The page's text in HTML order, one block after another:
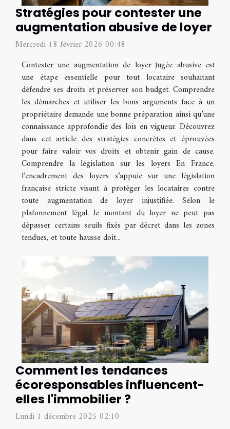
Stratégies pour contester une
augmentation abusive de loyer
Mercredi 18 février 2026 00:48
Contester une augmentation de loyer jugée abusive est
une étape essentielle pour tout locataire souhaitant
défendre ses droits et préserver son budget. Comprendre
les démarches et utiliser les bons arguments face à un
propriétaire demande une bonne préparation ainsi qu’une
connaissance approfondie des lois en vigueur. Découvrez
dans cet article des stratégies concrètes et éprouvées
pour faire valoir vos droits et obtenir gain de cause.
Comprendre la législation sur les loyers En France,
l’encadrement des loyers s’appuie sur une législation
française stricte visant à protéger les locataires contre
toute augmentation de loyer injustifiée. Selon le
plafonnement légal, le montant du loyer ne peut pas
dépasser certains seuils fixés par décret dans les zones
tendues, et toute hausse doit...
Comment les tendances
écoresponsables influencent-
elles l'immobilier ?
Lundi 1 décembre 2025 02:10